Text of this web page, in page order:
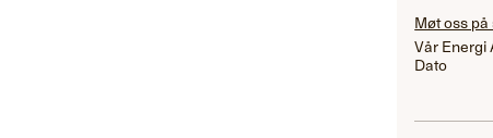
Møt oss på
Vår Energi
Dato